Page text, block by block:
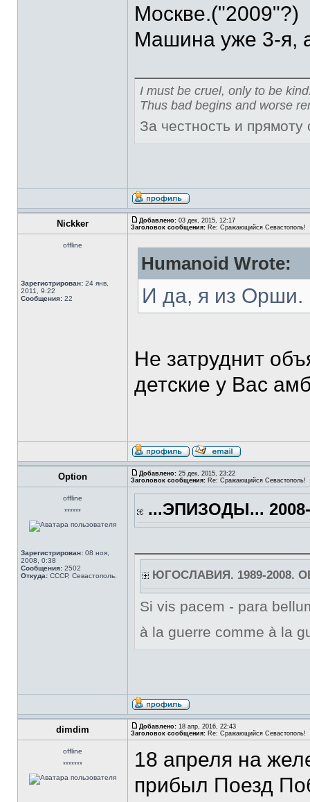
Москве.("2009"?)
Машина уже 3-я,
I must be cruel, only to be
Thus bad begins and worse
За честность и
Nickker Добавлено: 03 дек, 2015, 12:17
Заголовок сообщения: Re: Сражающийся Севастополь!
offline
Зарегистрирован: 24 янв,
2011, 9:22
Сообщения: 22
Humanoid Wrote:
И да, я из Орши.
Не затруднит
детские у Вас
Option Добавлено: 25 дек, 2015, 23:22
Заголовок сообщения: Re: Сражающийся Севастополь!
offline
******
Зарегистрирован: 08 ноя,
2008, 0:38
Сообщения: 2502
Откуда: СССР, Севастополь.
...ЭПИЗОДЫ... 2008-
ЮГОСЛАВИЯ. 1989-2008.
Si vis pacem - para
à la guerre comme à la
dimdim Добавлено: 18 апр, 2016, 22:43
Заголовок сообщения: Re: Сражающийся Севастополь!
offline
*******
18 апреля на
прибыл Поезд